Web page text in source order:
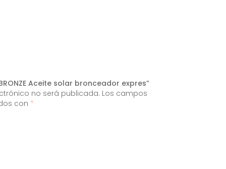
Aceite solar bronceador expres”
no será publicada. Los campos
con *